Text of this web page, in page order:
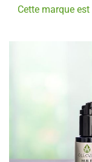
Cette marque